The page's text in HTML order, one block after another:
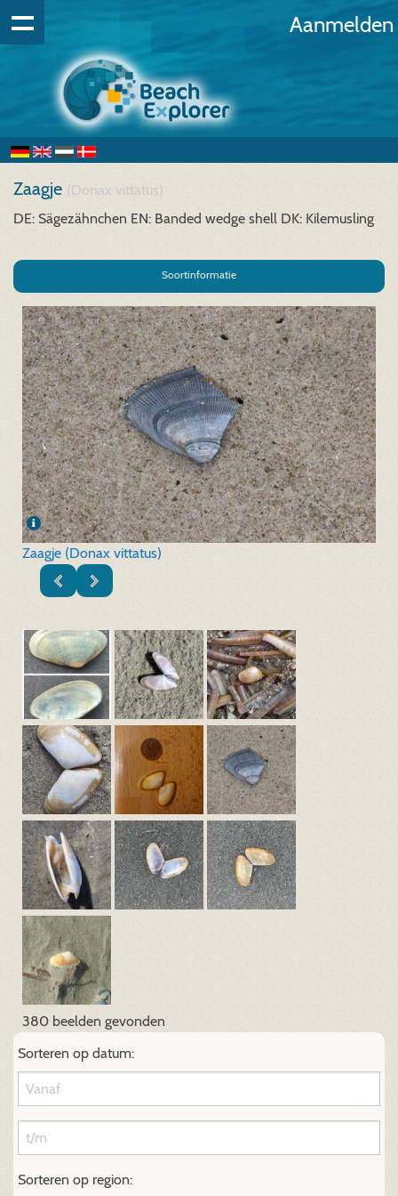
Aanmelden
Zaagje (Donax vittatus)
DE: Sägezähnchen EN: Banded wedge shell DK: Kilemusling
Soortinformatie
Zaagje (Donax vittatus)
380 beelden gevonden
Sorteren op datum:
Sorteren op region: